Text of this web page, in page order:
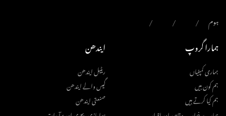
ہوم
ہمارا گروپ
ہماری کمپنیاں
ہم کون ہیں
ہم کیا کرتے ہیں
ایندھن
ریٹیل ایندھن
گیس والے ایندھن
صنعتی ایندھن